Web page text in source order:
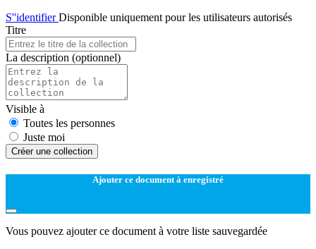
S''identifierDisponible uniquement pour les utilisateurs autorisés
Titre
La description (optionnel)
Visible à
Toutes les personnes
Juste moi
Créer une collection
Ajouter ce document à enregistré
Vous pouvez ajouter ce document à votre liste sauvegardée